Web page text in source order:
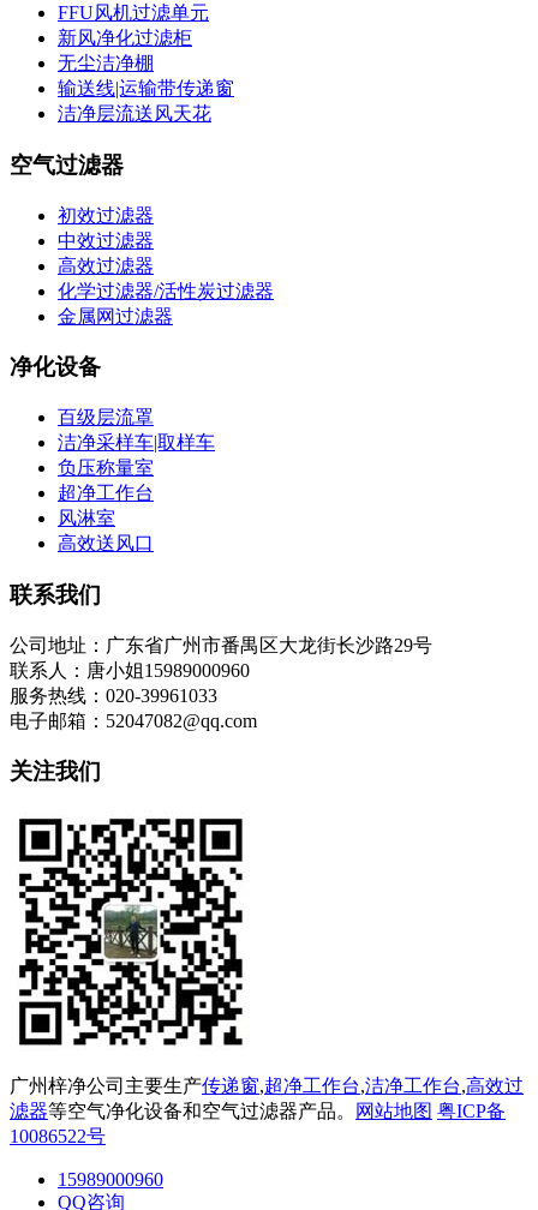
FFU风机过滤单元
新风净化过滤柜
无尘洁净棚
输送线|运输带传递窗
洁净层流送风天花
空气过滤器
初效过滤器
中效过滤器
高效过滤器
化学过滤器/活性炭过滤器
金属网过滤器
净化设备
百级层流罩
洁净采样车|取样车
负压称量室
超净工作台
风淋室
高效送风口
联系我们
公司地址：广东省广州市番禺区大龙街长沙路29号
联系人：唐小姐15989000960
服务热线：020-39961033
电子邮箱：52047082@qq.com
关注我们
广州梓净公司主要生产传递窗,超净工作台,洁净工作台,高效过
滤器等空气净化设备和空气过滤器产品。 网站地图 粤ICP备
10086522号
15989000960
QQ咨询